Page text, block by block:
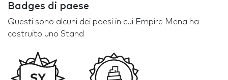
Badges di paese
Questi sono alcuni dei paesi in cui Empire Mena ha
costruito uno Stand